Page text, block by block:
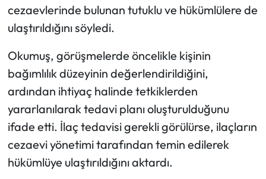
cezaevlerinde bulunan tutuklu ve hükümlülere de
ulaştırıldığını söyledi.
Okumuş, görüşmelerde öncelikle kişinin
bağımlılık düzeyinin değerlendirildiğini,
ardından ihtiyaç halinde tetkiklerden
yararlanılarak tedavi planı oluşturulduğunu
ifade etti. İlaç tedavisi gerekli görülürse, ilaçların
cezaevi yönetimi tarafından temin edilerek
hükümlüye ulaştırıldığını aktardı.